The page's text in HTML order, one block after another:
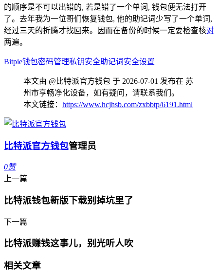
的顺序是不可以出错的, 若是错了一个单词, 钱包便无法打开
了。去年我为一位哥们恢复钱包, 他的助记词少写了一个单词,
经过三天的折腾才找回来。因而在备份的时候一定要检查核对
两遍。
Bitpie钱包密码管理私钥安全助记词 安全设置
本文由 @比特派官方钱包 于 2026-07-01 发布在 苏
州市亨畅净化设备，如有疑问，请联系我们。
本文链接： https://www.hcjhsb.com/zxbbtp/6191.html
比特派官方钱包管理员
0赞
上一篇
比特派钱包新版下载别掉坑里了
下一篇
比特派赚钱这事儿，别光听人吹
相关文章